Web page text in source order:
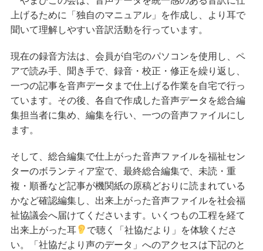
上げるために「独自のマニュアル」を作成し、より耳で
聞いて理解しやすい音訳活動を行っています。
現在の録音方法は、会員が自宅のパソコンを使用し、ペ
アで読み手、聞き手で、録音・校正・修正を繰り返し、
一つの記事を音声データまで仕上げる作業を自宅で行っ
ています。その後、各自で作成した音声データを総合編
集担当者に集め、編集を行い、一つの音声ファイルにし
ます。
そして、総合編集で仕上がった音声ファイルを福祉セン
ターのボランティア室で、最終総合編集で、未読・重
複・順番など記事が機関紙の原稿どおりに読まれている
かなど確認編集し、出来上がった音声ファイルを社会福
祉協議会へ届けてくださいます。いくつもの工程を経て
出来上がった耳
で聴く
「社協だより」を体験くださ
い。「社協だより声のデータ」へのアクセスは下記のと